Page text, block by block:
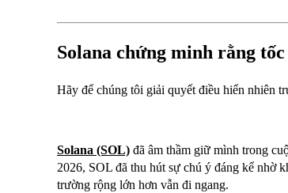
Solana chứng minh rằng
Hãy để chúng tôi giải quyết điều hiển nhiên
Solana (SOL) đã âm thầm giữ mình trong
2026, SOL đã thu hút sự chú ý đáng kể nhờ
trường rộng lớn hơn vẫn đi ngang.